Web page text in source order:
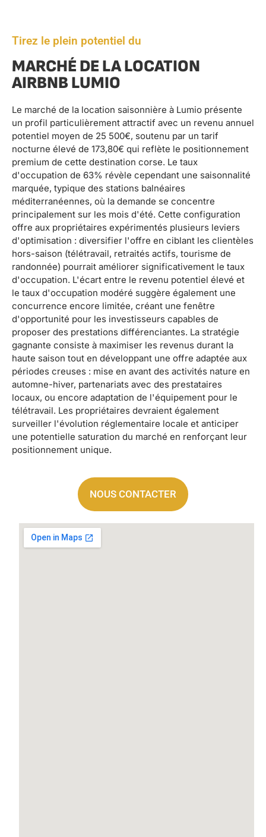
Tirez le plein potentiel du
MARCHÉ DE LA LOCATION
AIRBNB LUMIO
Le marché de la location saisonnière à Lumio présente
un profil particulièrement attractif avec un revenu annuel
potentiel moyen de 25 500€, soutenu par un tarif
nocturne élevé de 173,80€ qui reflète le positionnement
premium de cette destination corse. Le taux
d'occupation de 63% révèle cependant une saisonnalité
marquée, typique des stations balnéaires
méditerranéennes, où la demande se concentre
principalement sur les mois d'été. Cette configuration
offre aux propriétaires expérimentés plusieurs leviers
d'optimisation : diversifier l'offre en ciblant les clientèles
hors-saison (télétravail, retraités actifs, tourisme de
randonnée) pourrait améliorer significativement le taux
d'occupation. L'écart entre le revenu potentiel élevé et
le taux d'occupation modéré suggère également une
concurrence encore limitée, créant une fenêtre
d'opportunité pour les investisseurs capables de
proposer des prestations différenciantes. La stratégie
gagnante consiste à maximiser les revenus durant la
haute saison tout en développant une offre adaptée aux
périodes creuses : mise en avant des activités nature en
automne-hiver, partenariats avec des prestataires
locaux, ou encore adaptation de l'équipement pour le
télétravail. Les propriétaires devraient également
surveiller l'évolution réglementaire locale et anticiper
une potentielle saturation du marché en renforçant leur
positionnement unique.
NOUS CONTACTER